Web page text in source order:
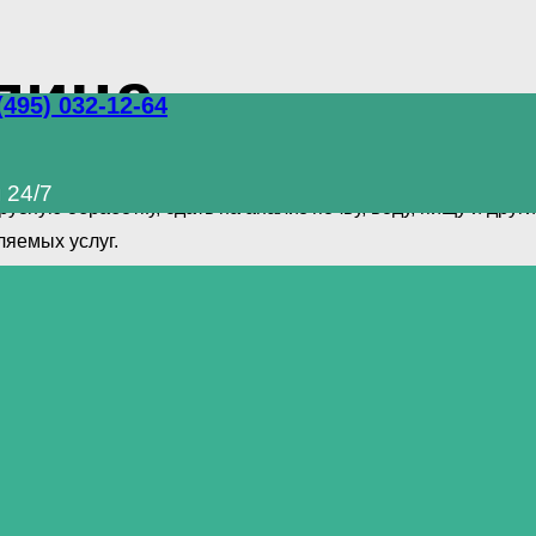
032-12-64
24/7
обработку, сдать на анализ почву, воду, пищу и
услуг.